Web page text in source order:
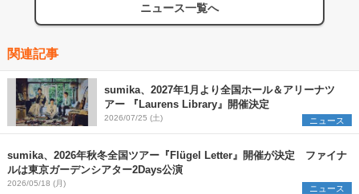
ニュース一覧へ
関連記事
sumika、2027年1月より全国ホール＆アリーナツ
アー 『Laurens Library』開催決定
2026/07/25 (土) ニュース
sumika、2026年秋冬全国ツアー『Flügel Letter』開催が決定 ファイナ
ルは東京ガーデンシアター2Days公演
2026/05/18 (月) ニュース